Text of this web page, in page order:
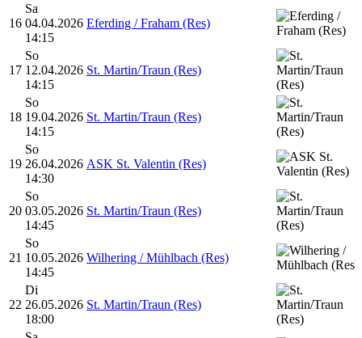
16
Sa
04.04.2026
14:15
Eferding / Fraham (Res)
17
So
12.04.2026
14:15
St. Martin/Traun (Res)
18
So
19.04.2026
14:15
St. Martin/Traun (Res)
19
So
26.04.2026
14:30
ASK St. Valentin (Res)
20
So
03.05.2026
14:45
St. Martin/Traun (Res)
21
So
10.05.2026
14:45
Wilhering / Mühlbach (Res)
22
Di
26.05.2026
18:00
St. Martin/Traun (Res)